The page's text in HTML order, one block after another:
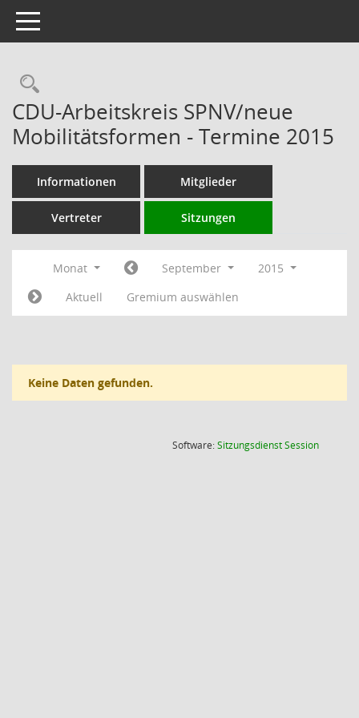
Toggle navigation
Rechercheauswahl
CDU-Arbeitskreis SPNV/neue
Mobilitätsformen - Termine 2015
Informationen Mitglieder
Vertreter Sitzungen
Monat September
2015
Aktuell
Gremium auswählen
Keine Daten gefunden.
Software:SitzungsdienstSession(Wird in